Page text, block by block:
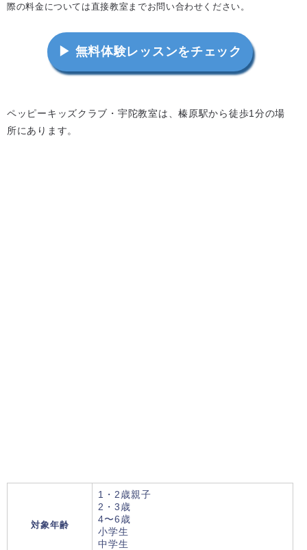
際の料金については直接教室までお問い合わせください。
▶ 無料体験レッスンをチェック
ペッピーキッズクラブ・宇陀教室は、榛原駅から徒歩1分の場
所にあります。
対象年齢
1・2歳親子
2・3歳
4〜6歳
小学生
中学生